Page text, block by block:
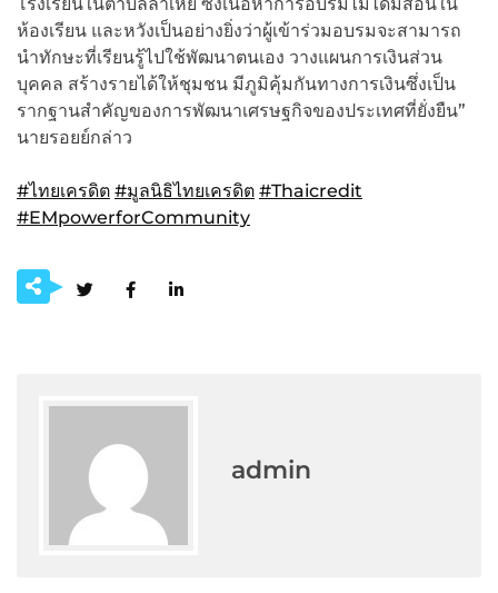
ห้องเรียน และหวังเป็นอย่างยิ่งว่าผู้เข้าร่วมอบรมจะสามารถ
นำทักษะที่เรียนรู้ไปใช้พัฒนาตนเอง วางแผนการเงินส่วน
บุคคล สร้างรายได้ให้ชุมชน มีภูมิคุ้มกันทางการเงินซึ่งเป็น
รากฐานสำคัญของการพัฒนาเศรษฐกิจของประเทศที่ยั่งยืน”
นายรอยย์กล่าว
#ไทยเครดิต #มูลนิธิไทยเครดิต #Thaicredit
#EMpowerforCommunity
admin